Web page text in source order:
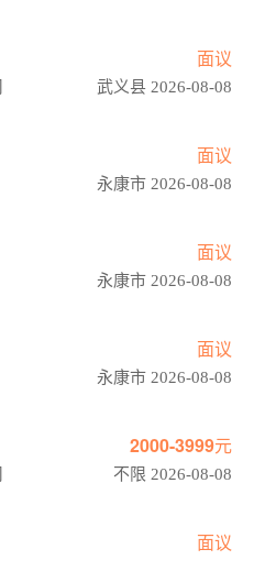
面议
武义县 2026-08-08
面议
永康市 2026-08-08
面议
永康市 2026-08-08
面议
永康市 2026-08-08
2000-3999元
不限 2026-08-08
面议